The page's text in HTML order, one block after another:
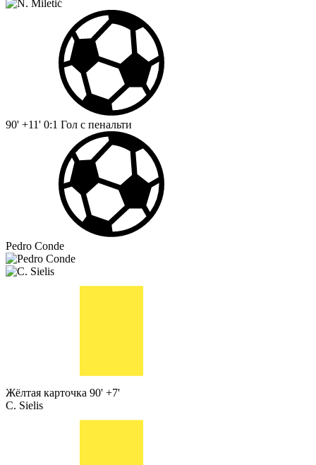
90' +11' 0:1 Гол с пенальти
Pedro Conde
Жёлтая карточка 90' +7'
C. Sielis